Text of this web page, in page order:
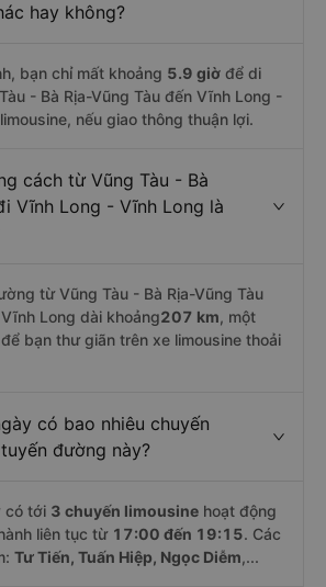
hay không?
bạn chỉ mất khoảng 5.9 giờ để di
- Bà Rịa-Vũng Tàu đến Vĩnh Long -
nếu giao thông thuận lợi.
cách từ Vũng Tàu - Bà
Vĩnh Long - Vĩnh Long là
từ Vũng Tàu - Bà Rịa-Vũng Tàu
Long dài khoảng207 km, một
bạn thư giãn trên xe limousine thoải
có bao nhiêu chuyến
đường này?
có tới 3 chuyến limousine hoạt động
liên tục từ 17:00 đến 19:15. Các
Tư Tiến, Tuấn Hiệp, Ngọc Diễm,...